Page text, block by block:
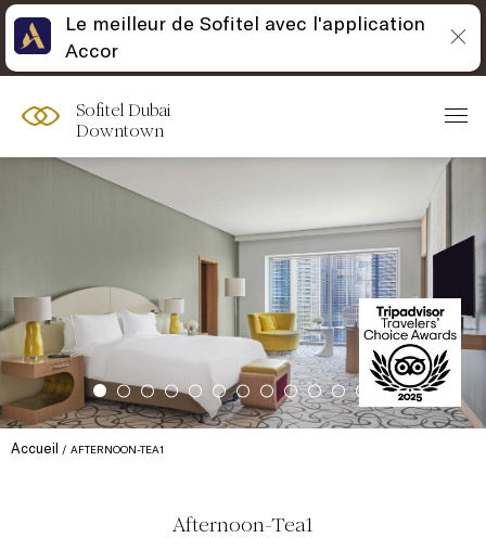
Sofitel Dubai
Downtown
Accueil AFTERNOON-TEA1
Afternoon-Tea1
Le meilleur de Sofitel avec l'application
Accor